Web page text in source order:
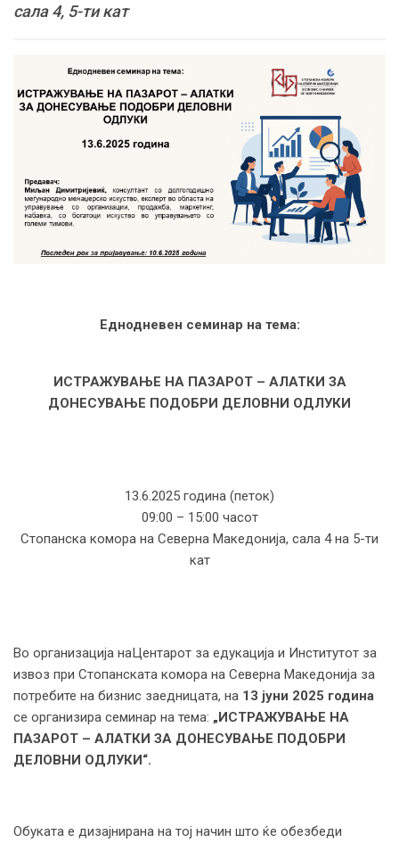
сала 4, 5-ти кат
Еднодневен семинар на тема:
ИСТРАЖУВАЊЕ НА ПАЗАРОТ – АЛАТКИ ЗА
ДОНЕСУВАЊЕ ПОДОБРИ ДЕЛОВНИ ОДЛУКИ
13.6.2025 година (петок)
09:00 – 15:00 часот
Стопанска комора на Северна Македонија, сала 4 на 5-ти
кат
Во организација наЦентарот за едукација и Институтот за
извоз при Стопанската комора на Северна Македонија за
потребите на бизнис заедницата, на 13 јуни 2025 година
се организира семинар на тема: „ИСТРАЖУВАЊЕ НА
ПАЗАРОТ – АЛАТКИ ЗА ДОНЕСУВАЊЕ ПОДОБРИ
ДЕЛОВНИ ОДЛУКИ“.
Обуката е дизајнирана на тој начин што ќе обезбеди